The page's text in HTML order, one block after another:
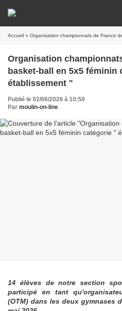
Accueil » Organisation championnats de France de basket-
Organisation
basket-ball en 5x5 féminin
établissement "
Publié le 02/06/2026 à 10:50
Par moulin-on-line
14 élèves de notre section
participé en tant
(OTM) dans les deux gymnases